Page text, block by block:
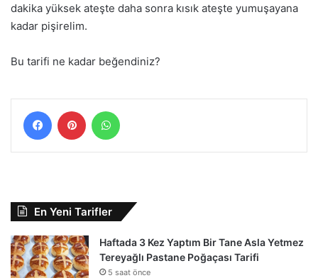
dakika yüksek ateşte daha sonra kısık ateşte yumuşayana
kadar pişirelim.
Bu tarifi ne kadar beğendiniz?
FacebookPinterest
En Yeni Tarifler
Haftada 3 Kez Yaptım Bir Tane Asla Yetmez
Tereyağlı Pastane Poğaçası Tarifi
5 saat önce